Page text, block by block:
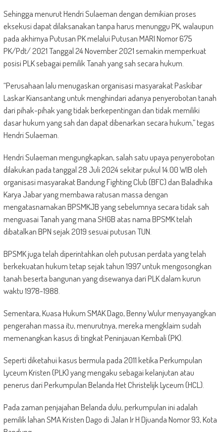
Sehingga menurut Hendri Sulaeman dengan demikian proses
eksekusi dapat dilaksanakan tanpa harus menunggu PK, walaupun
pada akhirnya Putusan PK melalui Putusan MARI Nomor 675
PK/Pdt/ 2021 Tanggal 24 November 2021 semakin memperkuat
posisi PLK sebagai pemilik Tanah yang sah secara hukum.
“Perusahaan lalu menugaskan organisasi masyarakat Paskibar
Laskar Kiansantang untuk menghindari adanya penyerobotan tanah
dari pihak-pihak yang tidak berkepentingan dan tidak memiliki
dasar hukum yang sah dan dapat dibenarkan secara hukum,” tegas
Hendri Sulaeman.
Hendri Sulaeman mengungkapkan, salah satu upaya penyerobotan
dilakukan pada tanggal 28 Juli 2024 sekitar pukul 14.00 WIB oleh
organisasi masyarakat Bandung Fighting Club (BFC) dan Baladhika
Karya Jabar yang membawa ratusan massa dengan
mengatasnamakan BPSMKJB yang sebelumnya secara tidak sah
menguasai Tanah yang mana SHGB atas nama BPSMK telah
dibatalkan BPN sejak 2019 sesuai putusan TUN.
BPSMK juga telah diperintahkan oleh putusan perdata yang telah
berkekuatan hukum tetap sejak tahun 1997 untuk mengosongkan
tanah beserta bangunan yang disewanya dari PLK dalam kurun
waktu 1978-1988.
Sementara, Kuasa Hukum SMAK Dago, Benny Wulur menyayangkan
pengerahan massa itu, menurutnya, mereka mengklaim sudah
memenangkan kasus di tingkat Peninjauan Kembali (PK).
Seperti diketahui kasus bermula pada 2011 ketika Perkumpulan
Lyceum Kristen (PLK) yang mengaku sebagai kelanjutan atau
penerus dari Perkumpulan Belanda Het Christelijk Lyceum (HCL).
Pada zaman penjajahan Belanda dulu, perkumpulan ini adalah
pemilik lahan SMA Kristen Dago di Jalan Ir H Djuanda Nomor 93, Kota